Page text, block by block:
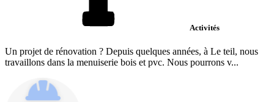
Activités
Un projet de rénovation ? Depuis quelques années, à Le teil, nous
travaillons dans la menuiserie bois et pvc. Nous pourrons v...